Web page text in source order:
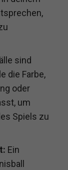
sind
die Farbe,
oder
um
Spiels zu
Ein